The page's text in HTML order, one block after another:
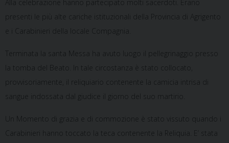
Alla celebrazione hanno partecipato molti sacerdoti. Erano
presenti le più alte cariche istituzionali della Provincia di Agrigento
e i Carabinieri della locale Compagnia.
Terminata la santa Messa ha avuto luogo il pellegrinaggio presso
la tomba del Beato. In tale circostanza è stato collocato,
provvisoriamente, il reliquiario contenente la camicia intrisa di
sangue indossata dal giudice il giorno del suo martirio.
Un Momento di grazia e di commozione è stato vissuto quando i
Carabinieri hanno toccato la teca contenente la Reliquia. E’ stata